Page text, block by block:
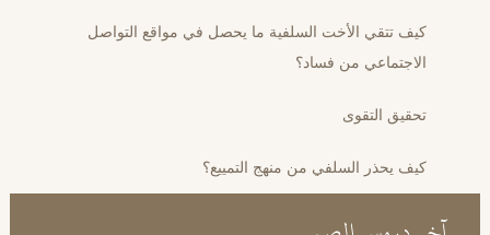
كيف تتقي الأخت السلفية ما يحصل في مواقع التواصل
الاجتماعي من فساد؟
تحقيق التقوى
كيف يحذر السلفي من منهج التمييع؟